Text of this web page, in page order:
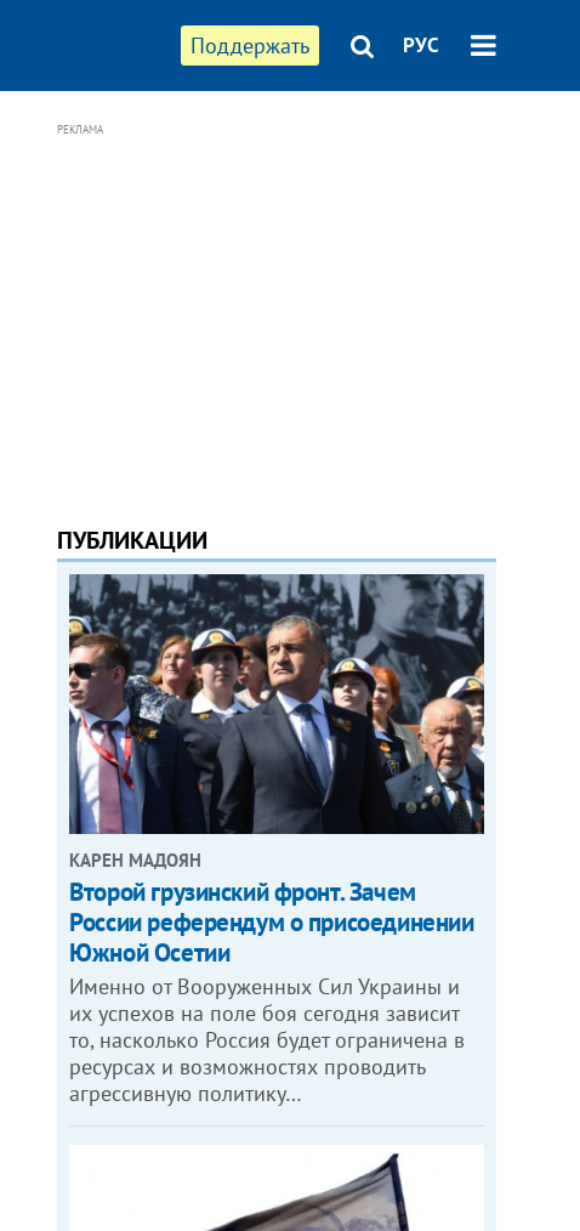
Поддержать РУС
РЕКЛАМА
ПУБЛИКАЦИИ
КАРЕН МАДОЯН
Второй грузинский фронт. Зачем
России референдум о присоединении
Южной Осетии
Именно от Вооруженных Сил Украины и
их успехов на поле боя сегодня зависит
то, насколько Россия будет ограничена в
ресурсах и возможностях проводить
агрессивную политику…